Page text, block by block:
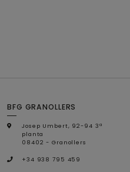
BFG GRANOLLERS
Josep Umbert, 92-94 3ª
planta
08402 - Granollers
+34 938 795 459